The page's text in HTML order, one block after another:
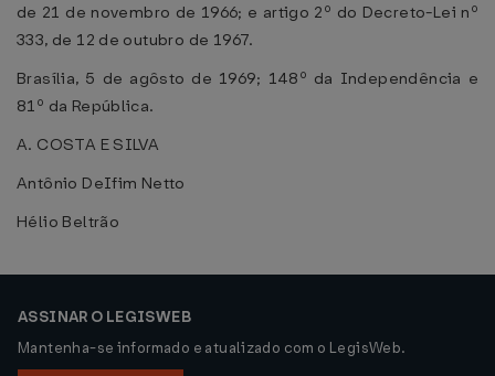
de 21 de novembro de 1966; e artigo 2º do Decreto-Lei nº
333, de 12 de outubro de 1967.
Brasília, 5 de agôsto de 1969; 148º da Independência e
81º da República.
A. COSTA E SILVA
Antônio DeIfim Netto
Hélio Beltrão
ASSINAR O LEGISWEB
Mantenha-se informado e atualizado com o LegisWeb.